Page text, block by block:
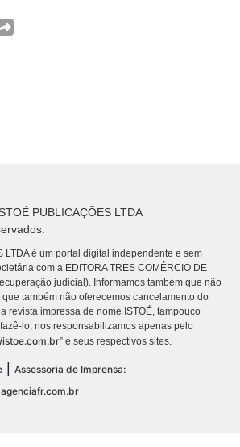
PUBLICAÇÕES LTDA
LTDA é um portal digital independente e sem
com a EDITORA TRES COMÉRCIO DE
judicial). Informamos também que não
também não oferecemos cancelamento do
revista impressa de nome ISTOÉ, tampouco
lo, nos responsabilizamos apenas pelo
istoe.com.br” e seus respectivos sites.
Assessoria de Imprensa: